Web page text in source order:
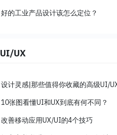
好的工业产品设计该怎么定位？
UI/UX
设计灵感|那些值得你收藏的高级UI/
10张图看懂UI和UX到底有何不同？
改善移动应用UX/UI的4个技巧